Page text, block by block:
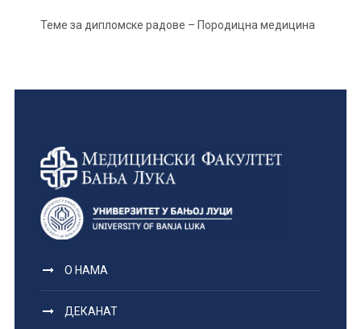
Теме за дипломске радове – Породицна медицина
О НАМА
ДЕКАНАТ